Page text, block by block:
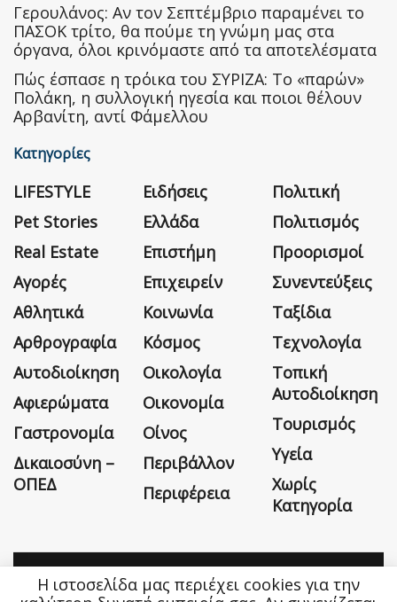
Γερουλάνος: Αν τον Σεπτέμβριο παραμένει το
ΠΑΣΟΚ τρίτο, θα πούμε τη γνώμη μας στα
όργανα, όλοι κρινόμαστε από τα αποτελέσματα
Πώς έσπασε η τρόικα του ΣΥΡΙΖΑ: Το «παρών»
Πολάκη, η συλλογική ηγεσία και ποιοι θέλουν
Αρβανίτη, αντί Φάμελλου
Κατηγορίες
LIFESTYLE
Pet Stories
Real Estate
Αγορές
Αθλητικά
Αρθρογραφία
Αυτοδιοίκηση
Αφιερώματα
Γαστρονομία
Δικαιοσύνη –
ΟΠΕΔ
Ειδήσεις
Ελλάδα
Επιστήμη
Επιχειρείν
Κοινωνία
Κόσμος
Οικολογία
Οικονομία
Οίνος
Περιβάλλον
Περιφέρεια
Πολιτική
Πολιτισμός
Προορισμοί
Συνεντεύξεις
Ταξίδια
Τεχνολογία
Τοπική
Αυτοδιοίκηση
Τουρισμός
Υγεία
Χωρίς
Κατηγορία
Η εταιρεία Όροι Χρήσης Επικοινωνία
Η ιστοσελίδα μας περιέχει cookies για την